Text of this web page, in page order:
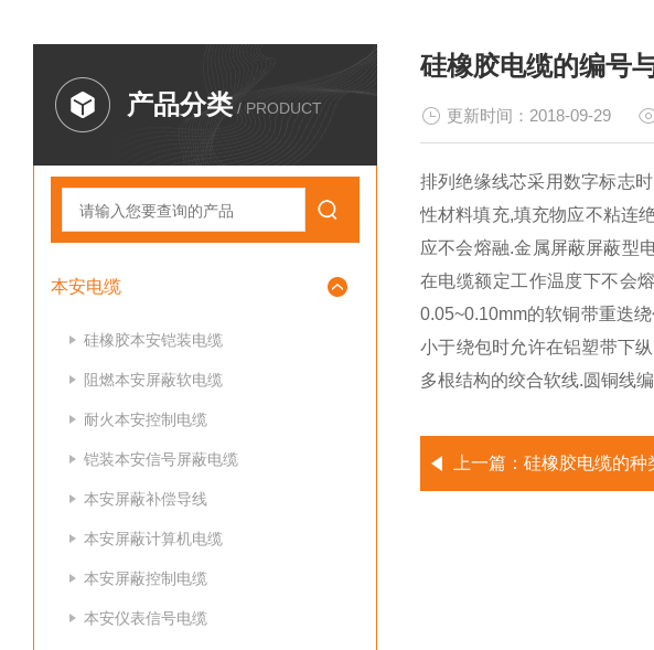
产品分类 / PRODUCT
本安电缆
硅橡胶本安铠装电缆
阻燃本安屏蔽软电缆
耐火本安控制电缆
铠装本安信号屏蔽电缆
本安屏蔽补偿导线
本安屏蔽计算机电缆
本安屏蔽控制电缆
本安仪表信号电缆
硅橡胶电缆的编号
更新时间：2018-09-29
排列绝缘线芯采用数字标志
性材料填充,填充物应不粘连
应不会熔融.金属屏蔽屏蔽型
在电缆额定工作温度下不会
0.05~0.10mm的软铜带重迭
小于绕包时允许在铝塑带下
多根结构的绞合软线.圆铜线
上一篇： 硅橡胶电缆的种